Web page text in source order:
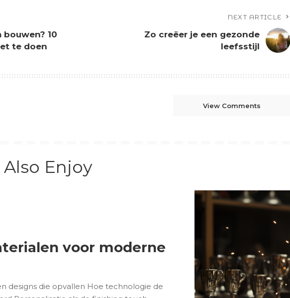
bouwen? 10
te doen
NEXT ARTICLE
Zo creëer je een gezonde
leefsstijl
View Comments
Enjoy
voor moderne
designs die opvallen Hoe technologie de